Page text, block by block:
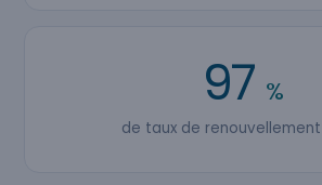
97 %
de taux de